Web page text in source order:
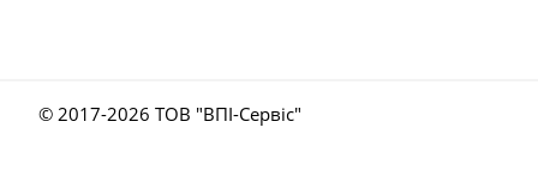
© 2017-2026 ТОВ "ВПІ-Сервіс"